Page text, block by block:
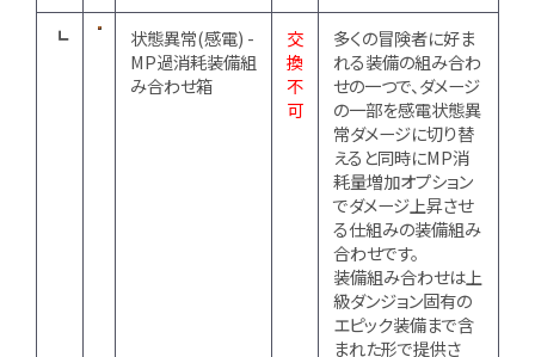
┗
状態異常(感電) -
MP過消耗装備組
み合わせ箱
交
換
不
可
多くの冒険者に好ま
れる装備の組み合わ
せの一つで、ダメージ
の一部を感電状態異
常ダメージに切り替
えると同時にMP消
耗量増加オプション
でダメージ上昇させ
る仕組みの装備組み
合わせです。
装備組み合わせは上
級ダンジョン固有の
エピック装備まで含
まれた形で提供さ